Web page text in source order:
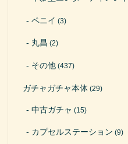
ペニイ (3)
丸昌 (2)
その他 (437)
ガチャガチャ本体 (29)
中古ガチャ (15)
カプセルステーション (9)